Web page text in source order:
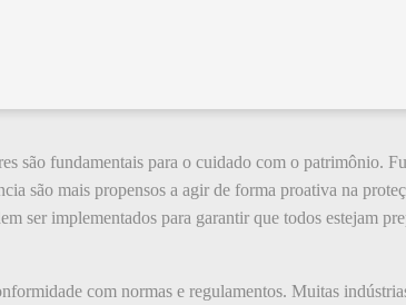
são fundamentais para o cuidado com o patrimônio.
são mais propensos a agir de forma proativa na
ser implementados para garantir que todos estejam
com normas e regulamentos. Muitas